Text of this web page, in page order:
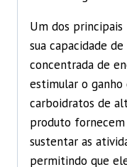
Um dos
sua capacidade
concentrada de
estimular o ganho
carboidratos de
produto fornecem
sustentar as
permitindo que